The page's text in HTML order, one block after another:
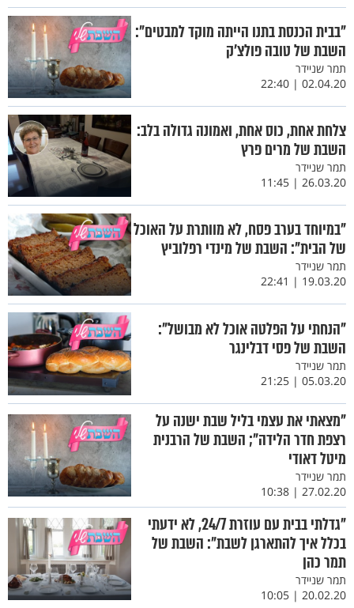
"בבית הכנסת בתנו הייתה מוקד למבטים":
השבת של טובה פולצ’ק
תמר שניידר
02.04.20 | 22:40
צלחת אחת, כוס אחת, ואמונה גדולה בלב:
השבת של מרים פרץ
תמר שניידר
26.03.20 | 11:45
"במיוחד בערב פסח, לא מוותרת על האוכל
של הבית": השבת של מינדי רפלוביץ
תמר שניידר
19.03.20 | 22:41
"הנחתי על הפלטה אוכל לא מבושל":
השבת של פסי דבלינגר
תמר שניידר
05.03.20 | 21:25
"מצאתי את עצמי בליל שבת ישנה על
רצפת חדר הלידה"; השבת של הרבנית
מיטל דאודי
תמר שניידר
27.02.20 | 10:38
"גדלתי בבית עם עוזרת 24/7, לא ידעתי
בכלל איך להתארגן לשבת": השבת של
תמר כהן
תמר שניידר
20.02.20 | 10:05